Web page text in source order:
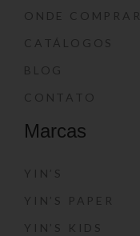
ONDE COMPRAR
CATÁLOGOS
BLOG
CONTATO
Marcas
YIN’S
YIN’S PAPER
YIN’S KIDS